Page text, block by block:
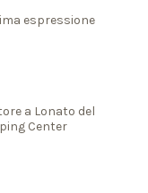
espressione
a Lonato del
Center